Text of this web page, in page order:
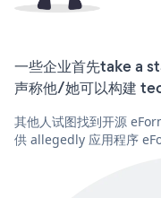
一些企业首先take a
声称他/她可以构建
其他人试图找到开源
供 allegedly 应用程序